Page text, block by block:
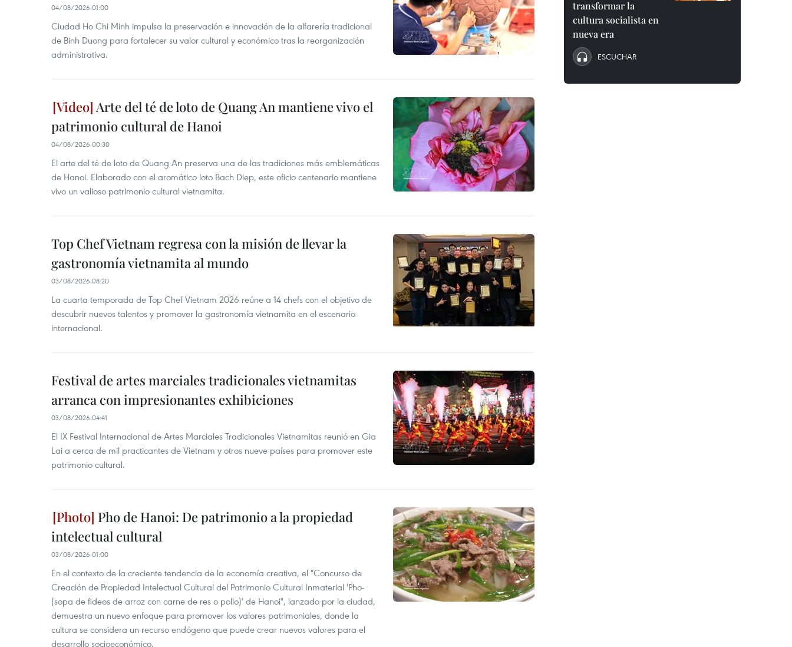
04/08/2026 01:00
Ciudad Ho Chi Minh impulsa la preservación e innovación de la alfarería tradicional
de Binh Duong para fortalecer su valor cultural y económico tras la reorganización
administrativa.
Arte del té de loto de Quang An mantiene vivo el
patrimonio cultural de Hanoi
04/08/2026 00:30
El arte del té de loto de Quang An preserva una de las tradiciones más emblemáticas
de Hanoi. Elaborado con el aromático loto Bach Diep, este oficio centenario mantiene
vivo un valioso patrimonio cultural vietnamita.
Top Chef Vietnam regresa con la misión de llevar la
gastronomía vietnamita al mundo
03/08/2026 08:20
La cuarta temporada de Top Chef Vietnam 2026 reúne a 14 chefs con el objetivo de
descubrir nuevos talentos y promover la gastronomía vietnamita en el escenario
internacional.
Festival de artes marciales tradicionales vietnamitas
arranca con impresionantes exhibiciones
03/08/2026 04:41
El IX Festival Internacional de Artes Marciales Tradicionales Vietnamitas reunió en Gia
Lai a cerca de mil practicantes de Vietnam y otros nueve países para promover este
patrimonio cultural.
Pho de Hanoi: De patrimonio a la propiedad
intelectual cultural
03/08/2026 01:00
En el contexto de la creciente tendencia de la economía creativa, el "Concurso de
Creación de Propiedad Intelectual Cultural del Patrimonio Cultural Inmaterial 'Pho-
(sopa de fideos de arroz con carne de res o pollo)' de Hanoi", lanzado por la ciudad,
demuestra un nuevo enfoque para promover los valores patrimoniales, donde la
cultura se considera un recurso endógeno que puede crear nuevos valores para el
desarrollo socioeconómico.
transformar la
cultura socialista en
nueva era
ESCUCHAR